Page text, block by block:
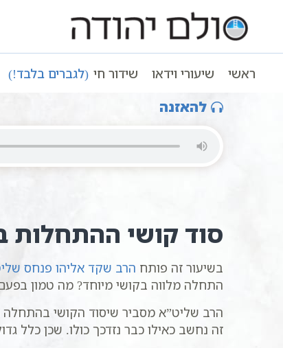
ראשי שיעורי וידאו שידור חי (לגברים בלבד!)
עמוד ראשי שיעורי וידאו
להאזנה
סוד קושי ההתחלות
בשיעור זה פותח הרב שקד אליהו פנחס
התחלה מלווה בקושי מיוחד? מה טמון
הרב שליט”א מסביר שיסוד הקושי
זה נחשב כאילו כבר נזדכך כולו. שכן כלל